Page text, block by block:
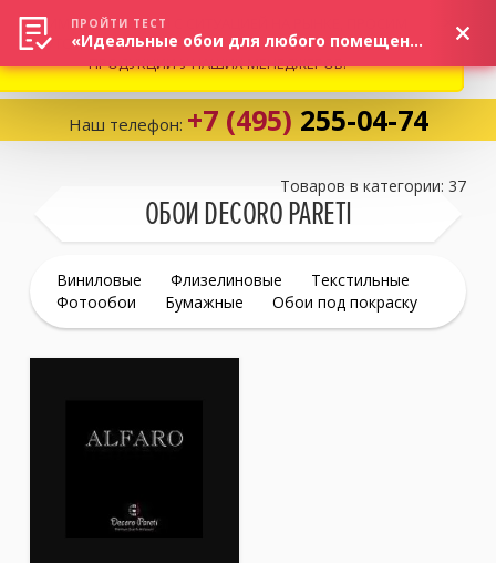
Избранное:0 товаров
Каталог
Компания
Наш телефон: +7 (495) 255-04-74
ОБОИ DECORO PARETI
Виниловые Флизелиновые
Текстильные
Фотообои
Бумажные Обои под покраску
Товаров в категории: 37
ВНИМАНИЕ! В СВЯЗИ С СИТУАЦИЕЙ НА РЫНКЕ, ПРОСИМ
УТОЧНЯТЬ АКТУАЛЬНУЮ СТОИМОСТЬ И НАЛИЧИЕ
ПРОДУКЦИИ У НАШИХ МЕНЕДЖЕРОВ.
ПРОЙТИ ТЕСТ
«Идеальные обои для любого помещения!»